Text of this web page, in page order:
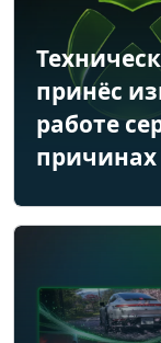
принёс
работе
причинах